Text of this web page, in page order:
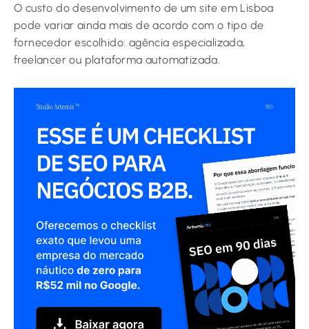
O custo do desenvolvimento de um site em Lisboa
pode variar ainda mais de acordo com o tipo de
fornecedor escolhido: agência especializada,
freelancer ou plataforma automatizada.